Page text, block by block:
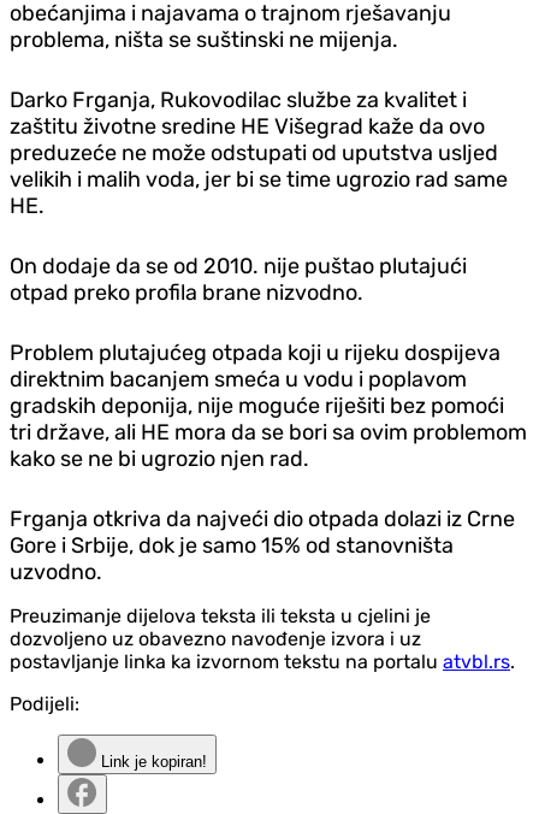
obećanjima i najavama o trajnom rješavanju
problema, ništa se suštinski ne mijenja.
Darko Frganja, Rukovodilac službe za kvalitet i
zaštitu životne sredine HE Višegrad kaže da ovo
preduzeće ne može odstupati od uputstva usljed
velikih i malih voda, jer bi se time ugrozio rad same
HE.
On dodaje da se od 2010. nije puštao plutajući
otpad preko profila brane nizvodno.
Problem plutajućeg otpada koji u rijeku dospijeva
direktnim bacanjem smeća u vodu i poplavom
gradskih deponija, nije moguće riješiti bez pomoći
tri države, ali HE mora da se bori sa ovim problemom
kako se ne bi ugrozio njen rad.
Frganja otkriva da najveći dio otpada dolazi iz Crne
Gore i Srbije, dok je samo 15% od stanovništa
uzvodno.
Preuzimanje dijelova teksta ili teksta u cjelini je
dozvoljeno uz obavezno navođenje izvora i uz
postavljanje linka ka izvornom tekstu na portalu atvbl.rs.
Podijeli:
Link je kopiran!